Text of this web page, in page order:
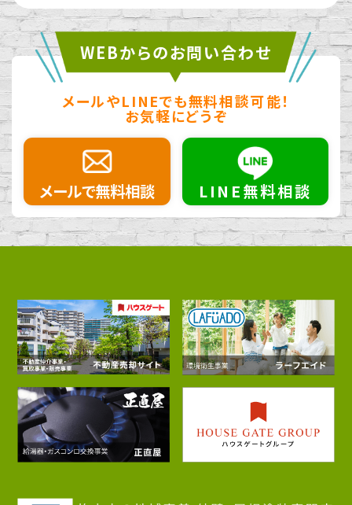
WEBからのお問い合わせ
メールやLINEでも無料相談可能！
お気軽にどうぞ
メールで無料相談 LINE無料相談